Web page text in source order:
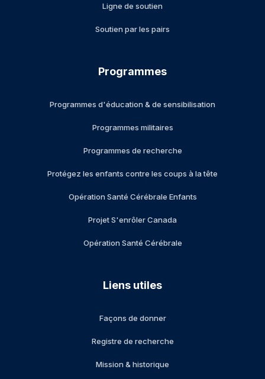
Ligne de soutien
Soutien par les pairs
Programmes
Programmes d'éducation & de sensibilisation
Programmes militaires
Programmes de recherche
Protégez les enfants contre les coups à la tête
Opération Santé Cérébrale Enfants
Projet S'enrôler Canada
Opération Santé Cérébrale
Liens utiles
Façons de donner
Registre de recherche
Mission & historique